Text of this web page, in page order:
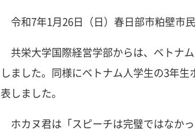
令和7年1月26日（日）春日部市粕壁市
共栄大学国際経営学部からは、ベトナ
しました。同様にベトナム人学生の3年
表しました。
ホカヌ君は「スピーチは完璧ではなか